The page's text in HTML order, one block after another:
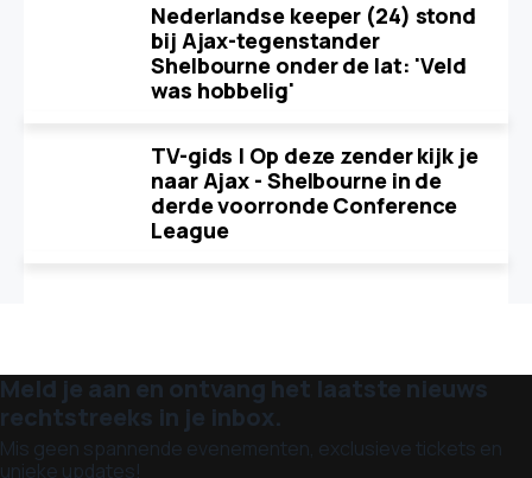
Nederlandse keeper (24) stond
bij Ajax-tegenstander
Shelbourne onder de lat: 'Veld
was hobbelig'
TV-gids | Op deze zender kijk je
naar Ajax - Shelbourne in de
derde voorronde Conference
League
Meld je aan en ontvang het laatste nieuws
rechtstreeks in je inbox.
Mis geen spannende evenementen, exclusieve tickets en
unieke updates!